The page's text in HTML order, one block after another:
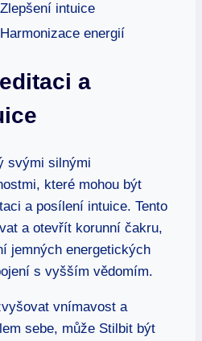
intuice
energií
a
svými silnými
které mohou být
a posílení intuice. Tento
a otevřít korunní čakru,
jemných energetických
s vyšším vědomím.
vnímavost a
sebe, může Stilbit být